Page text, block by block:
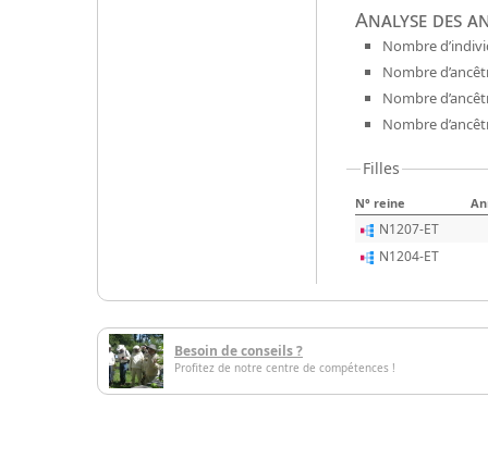
Analyse des
Nombre
Nombre
Nombre
Nombre
Filles
N° reine
N1207-ET
N1204-ET
Besoin de conseils ?
Profitez de notre centre de compétences !